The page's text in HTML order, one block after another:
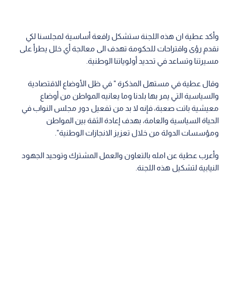
وأكد عطية ان هذه اللجنة ستشكل رافعة أساسية لمجلسنا لكي
نقدم رؤى واقتراحات للحكومة تهدف الى معالجة أي خلل يطرأ على
مسيرتنا وتساعد في تحديد أولوياتنا الوطنية.
وقال عطية في مستهل المذكرة " في ظل الأوضاع الاقتصادية
والسياسية التي يمر بها بلدنا وما يعانيه المواطن من أوضاع
معيشية باتت صعبة، فإنه لا بد من تفعيل دور مجلس النواب في
الحياة السياسية والعامة، بهدف إعادة الثقة بين المواطن
ومؤسسات الدولة من خلال تعزيز الانجازات الوطنية".
وأعرب عطية عن امله بالتعاون والعمل المشترك وتوحيد الجهود
النيابية لتشكيل هذه اللجنة.